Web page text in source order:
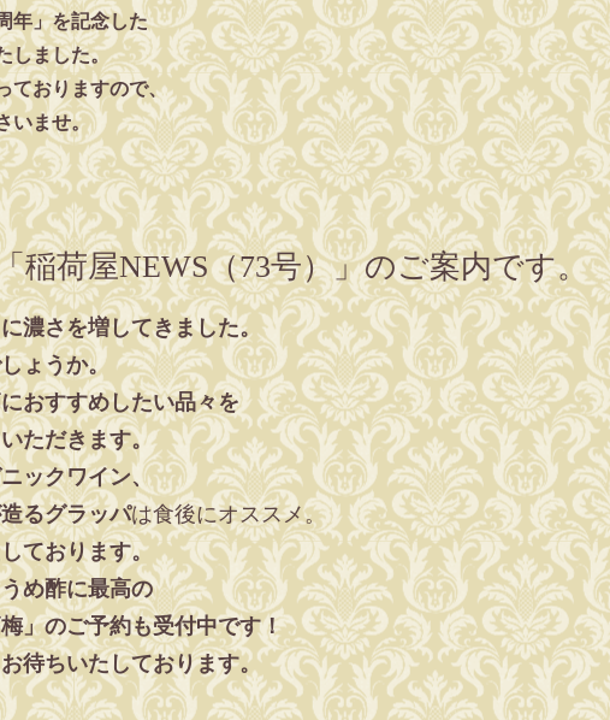
年」を記念した
しました。
ておりますので、
いませ。
稲荷屋NEWS（73号）」のご案内です。
濃さを増してきました。
ょうか。
おすすめしたい品々を
ただきます。
ックワイン、
るグラッパは食後にオススメ。
ております。
め酢に最高の
」のご予約も受付中です！
待ちいたしております。